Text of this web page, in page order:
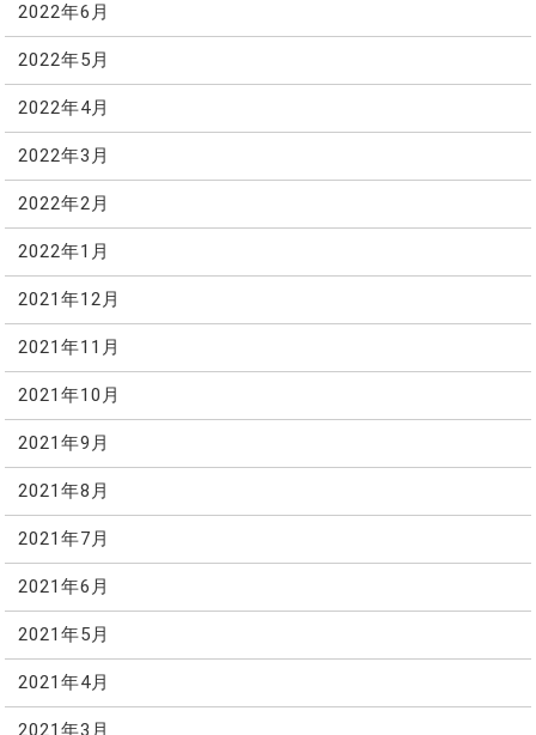
2022年6月
2022年5月
2022年4月
2022年3月
2022年2月
2022年1月
2021年12月
2021年11月
2021年10月
2021年9月
2021年8月
2021年7月
2021年6月
2021年5月
2021年4月
2021年3月